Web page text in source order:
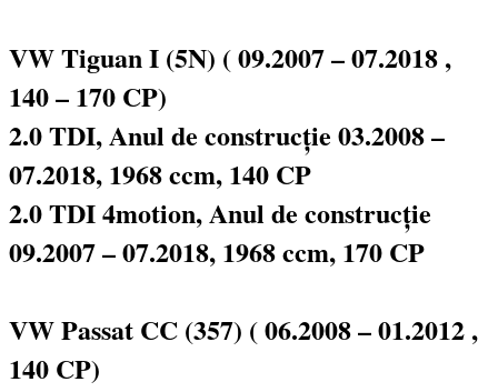
VW Tiguan I (5N) ( 09.2007 – 07.2018 ,
140 – 170 CP)
2.0 TDI, Anul de construcție 03.2008 –
07.2018, 1968 ccm, 140 CP
2.0 TDI 4motion, Anul de construcție
09.2007 – 07.2018, 1968 ccm, 170 CP
VW Passat CC (357) ( 06.2008 – 01.2012 ,
140 CP)